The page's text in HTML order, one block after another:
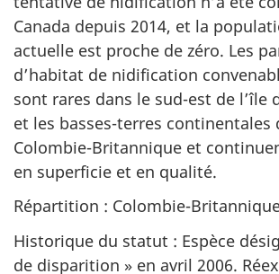
Canada depuis 2014, et la
actuelle est proche de zéro. Les
d’habitat de nidification
sont rares dans le sud-est de l’île
et les basses-terres continentales
Colombie-Britannique et
en superficie et en qualité.
Répartition : Colombie-
Historique du statut : Espèce
de disparition » en avril 2006.